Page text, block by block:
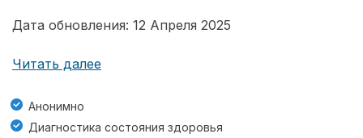
Дата обновления: 12 Апреля 2025
Читать далее
Анонимно
Диагностика состояния здоровья